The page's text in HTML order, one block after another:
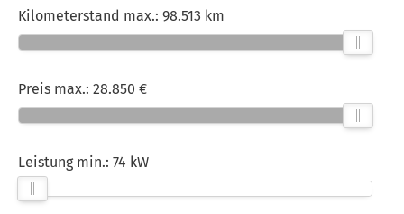
Kilometerstand max.: 98.513 km
Preis max.: 28.850 €
Leistung min.: 74 kW